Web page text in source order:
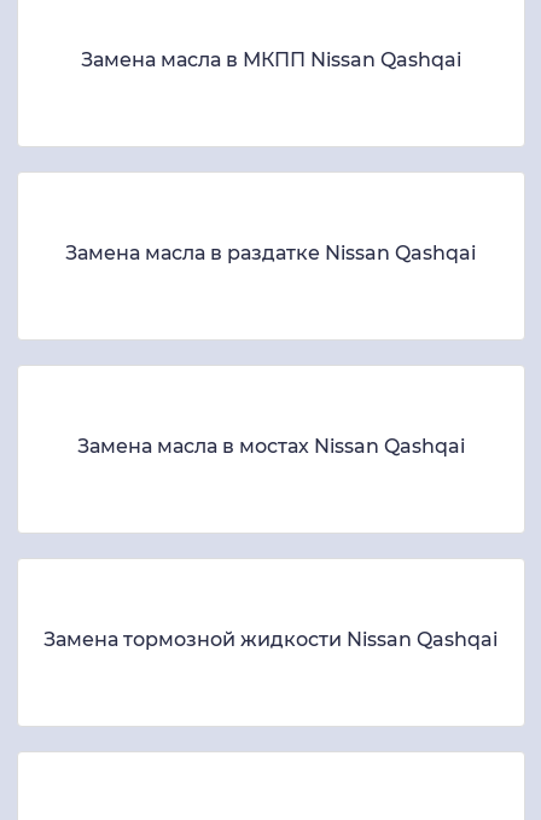
Замена масла в МКПП Nissan Qashqai
Замена масла в раздатке Nissan Qashqai
Замена масла в мостах Nissan Qashqai
Замена тормозной жидкости Nissan Qashqai